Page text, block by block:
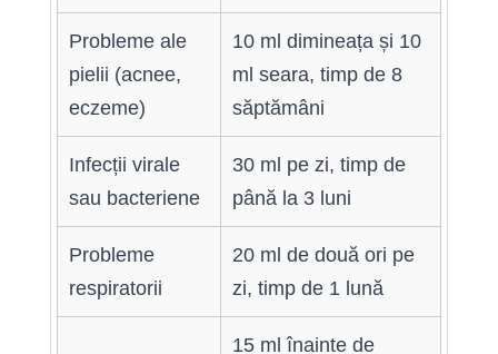
Probleme ale
pielii (acnee,
eczeme)
10 ml dimineața și 10
ml seara, timp de 8
săptămâni
Infecții virale
sau bacteriene
30 ml pe zi, timp de
până la 3 luni
Probleme
respiratorii
20 ml de două ori pe
zi, timp de 1 lună
15 ml înainte de